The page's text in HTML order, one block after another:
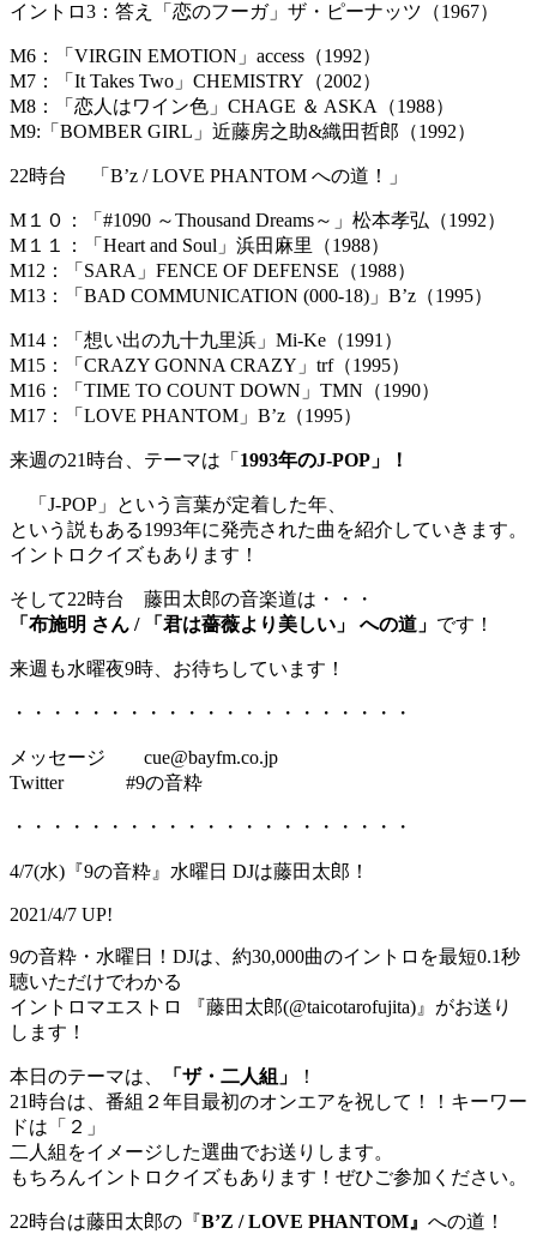
イントロ3：答え「恋のフーガ」ザ・ピーナッツ（1967）
M6：「VIRGIN EMOTION」access（1992）
M7：「It Takes Two」CHEMISTRY（2002）
M8：「恋人はワイン色」CHAGE ＆ ASKA（1988）
M9:「BOMBER GIRL」近藤房之助&織田哲郎（1992）
22時台 「B’z / LOVE PHANTOM への道！」
M１０：「#1090 ～Thousand Dreams～」松本孝弘（1992）
M１１：「Heart and Soul」浜田麻里（1988）
M12：「SARA」FENCE OF DEFENSE（1988）
M13：「BAD COMMUNICATION (000-18)」B’z（1995）
M14：「想い出の九十九里浜」Mi-Ke（1991）
M15：「CRAZY GONNA CRAZY」trf（1995）
M16：「TIME TO COUNT DOWN」TMN（1990）
M17：「LOVE PHANTOM」B’z（1995）
来週の21時台、テーマは「 1993年のJ-POP」！
「J-POP」という言葉が定着した年、
という説もある1993年に発売された曲を紹介していきます。
イントロクイズもあります！
そして22時台 藤田太郎の音楽道は・・・
「布施明 さん / 「君は薔薇より美しい」 への道」 です！
来週も水曜夜9時、お待ちしています！
・・・・・・・・・・・・・・・・・・・・・
メッセージ cue@bayfm.co.jp
Twitter #9の音粋
・・・・・・・・・・・・・・・・・・・・・
4/7(水)『9の音粋』水曜日 DJは藤田太郎！
2021/4/7 UP!
9の音粋・水曜日！DJは、約30,000曲のイントロを最短0.1秒
聴いただけでわかる
イントロマエストロ 『藤田太郎(@taicotarofujita)』がお送り
します！
本日のテーマは、 「ザ・二人組」
！
21時台は、番組２年目最初のオンエアを祝して！！キーワー
ドは「２」
二人組をイメージした選曲でお送りします。
もちろんイントロクイズもあります！ぜひご参加ください。
22時台は藤田太郎の『B’Z / LOVE PHANTOM』 への道！